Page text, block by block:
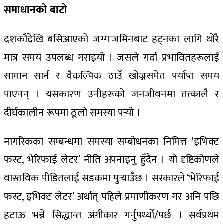
समाधानको बाटो
दशकौंदेखि बसिआएको जग्गाजमिनबाट हट्नका लागि थोरै
मात्र समय उपलब्ध गराइयो । जसले गर्दा प्रभावितहरूलाई
सामान सार्न र वैकल्पिक ठाउँ खोज्नसमेत पर्याप्त समय
पाएनन् । यसकारण उनीहरूको जनजीवनमा तत्कालै र
दीर्घकालीन रूपमा ठूलो समस्या पर्‍यो ।
नागरिकका सम्बन्धमा समस्या सम्बोधनका निमित्त ‘इभिक्ट
फस्ट, भेरिफाई लेटर’ नीति अपनाइनु हुँदैन । यो दृष्टिकोणले
वास्तविक पीडितलाई सडकमा पुर्‍याउँछ । सरकारले ‘भेरिफाई
फस्ट, इभिक्ट लेटर’ अर्थात् पहिले प्रमाणीकरण गर अनि पछि
हटाऊ भन्ने सिद्धान्त अंगीकार गर्नुपर्थ्यो/पर्छ । सर्वप्रथम